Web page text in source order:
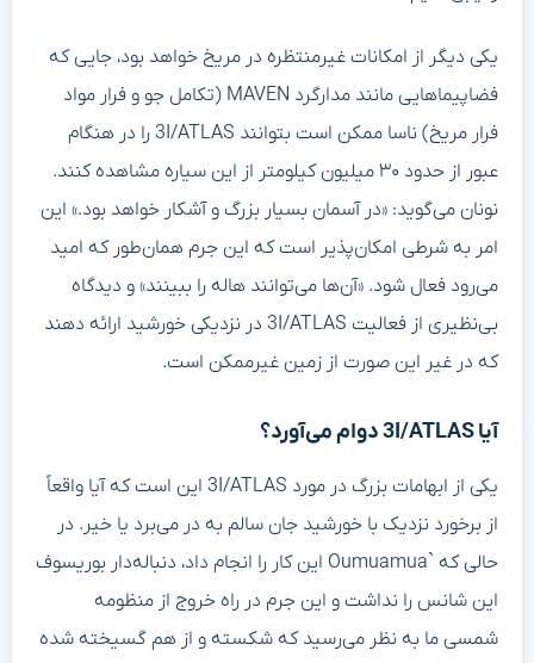
یکی دیگر از امکانات غیرمنتظره در مریخ خواهد بود، جایی که
فضاپیماهایی مانند مدارگرد MAVEN (تکامل جو و فرار مواد
فرار مریخ) ناسا ممکن است بتوانند 3I/ATLAS را در هنگام
عبور از حدود ۳۰ میلیون کیلومتر از این سیاره مشاهده کنند.
نونان می‌گوید: «در آسمان بسیار بزرگ و آشکار خواهد بود.» این
امر به شرطی امکان‌پذیر است که این جرم همان‌طور که امید
می‌رود فعال شود. «آن‌ها می‌توانند هاله را ببینند» و دیدگاه
بی‌نظیری از فعالیت 3I/ATLAS در نزدیکی خورشید ارائه دهند
که در غیر این صورت از زمین غیرممکن است.
آیا 3I/ATLAS دوام می‌آورد؟
یکی از ابهامات بزرگ در مورد 3I/ATLAS این است که آیا واقعاً
از برخورد نزدیک با خورشید جان سالم به در می‌برد یا خیر. در
حالی که `Oumuamua این کار را انجام داد، دنباله‌دار بوریسوف
این شانس را نداشت و این جرم در راه خروج از منظومه
شمسی ما به نظر می‌رسید که شکسته و از هم گسیخته شده